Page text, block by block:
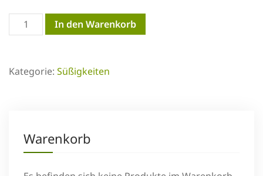
Dinkel-
Mandelbrezeln
Menge
In den Warenkorb
Kategorie: Süßigkeiten
Warenkorb